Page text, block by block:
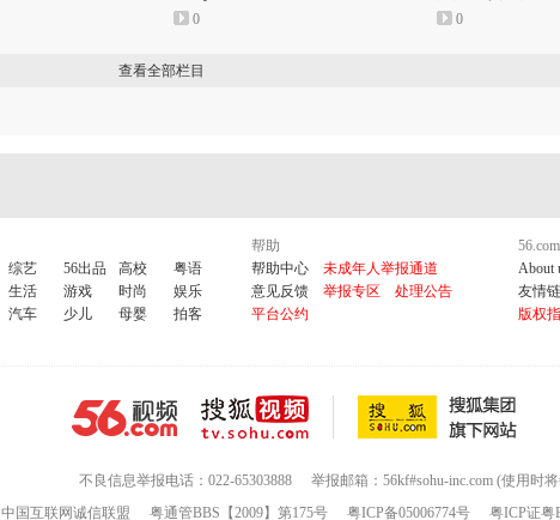
0 0
查看全部栏目
综艺 56出品 高校
粤语
生活 游戏 时尚
娱乐
汽车 少儿 母婴 拍客
帮助
帮助中心
未成年人举报通道
意见反馈
举报专区
处理公告
平台公约
56.com
About
友情
版权指
不良信息举报电话：022-65303888
举报邮箱：56kf#sohu-inc.com (使用时
中国互联网诚信联盟 粤通管BBS【2009】第175号 粤ICP备05006774号 粤ICP证粤